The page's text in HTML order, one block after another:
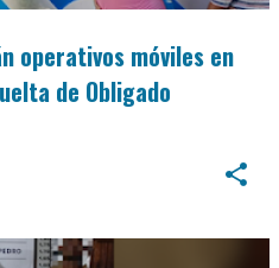
operativos móviles en
de Obligado